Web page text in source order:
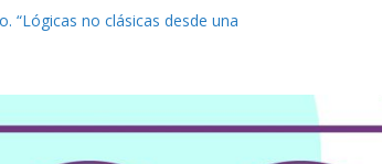
“Lógicas no clásicas desde una
“Nivel 1”
“Mirar, juzgar, sentir”
Trabajos Finales | Agosto 2026